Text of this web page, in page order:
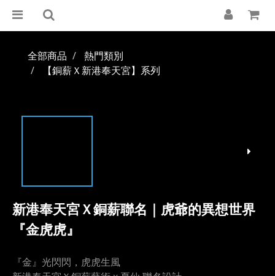
全部商品
熱門類別
【銅薪Ｘ新港奉天宮】系列
新港奉天宮Ｘ銅薪聯名｜虎爺的異想世界
『金虎虎』
『金』光閃閃，虎虎生風